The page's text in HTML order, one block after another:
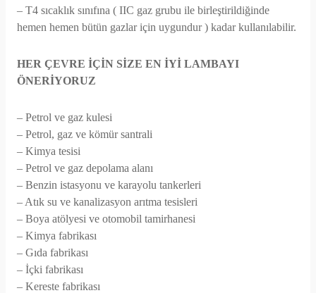
– T4 sıcaklık sınıfına ( IIC gaz grubu ile birleştirildiğinde
hemen hemen bütün gazlar için uygundur ) kadar kullanılabilir.
HER ÇEVRE İÇİN SİZE EN İYİ LAMBAYI
ÖNERİYORUZ
– Petrol ve gaz kulesi
– Petrol, gaz ve kömür santrali
– Kimya tesisi
– Petrol ve gaz depolama alanı
– Benzin istasyonu ve karayolu tankerleri
– Atık su ve kanalizasyon arıtma tesisleri
– Boya atölyesi ve otomobil tamirhanesi
– Kimya fabrikası
– Gıda fabrikası
– İçki fabrikası
– Kereste fabrikası